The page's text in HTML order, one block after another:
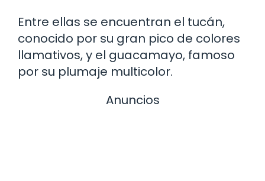
Entre ellas se encuentran el tucán,
conocido por su gran pico de colores
llamativos, y el guacamayo, famoso
por su plumaje multicolor.
Anuncios